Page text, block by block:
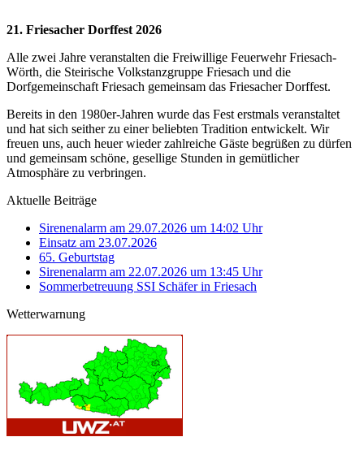
21. Friesacher Dorffest 2026
Alle zwei Jahre veranstalten die Freiwillige Feuerwehr Friesach-
Wörth, die Steirische Volkstanzgruppe Friesach und die
Dorfgemeinschaft Friesach gemeinsam das Friesacher Dorffest.
Bereits in den 1980er-Jahren wurde das Fest erstmals veranstaltet
und hat sich seither zu einer beliebten Tradition entwickelt. Wir
freuen uns, auch heuer wieder zahlreiche Gäste begrüßen zu dürfen
und gemeinsam schöne, gesellige Stunden in gemütlicher
Atmosphäre zu verbringen.
Aktuelle Beiträge
Sirenenalarm am 29.07.2026 um 14:02 Uhr
Einsatz am 23.07.2026
65. Geburtstag
Sirenenalarm am 22.07.2026 um 13:45 Uhr
Sommerbetreuung SSI Schäfer in Friesach
Wetterwarnung